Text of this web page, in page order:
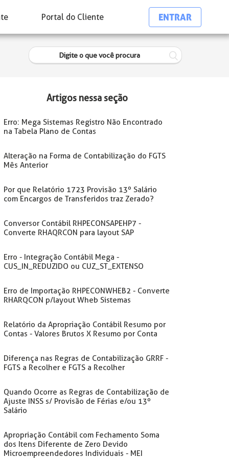
Portal do Cliente ENTRAR
Artigos nessa seção
Erro: Mega Sistemas Registro Não Encontrado
na Tabela Plano de Contas
Alteração na Forma de Contabilização do FGTS
Mês Anterior
Por que Relatório 1723 Provisão 13º Salário
com Encargos de Transferidos traz Zerado?
Conversor Contábil RHPECONSAPEHP7 -
Converte RHAQRCON para layout SAP
Erro - Integração Contábil Mega -
CUS_IN_REDUZIDO ou CUZ_ST_EXTENSO
Erro de Importação RHPECONWHEB2 - Converte
RHARQCON p/layout Wheb Sistemas
Relatório da Apropriação Contábil Resumo por
Contas - Valores Brutos X Resumo por Conta
Diferença nas Regras de Contabilização GRRF -
FGTS a Recolher e FGTS a Recolher
Quando Ocorre as Regras de Contabilização de
Ajuste INSS s/ Provisão de Férias e/ou 13º
Salário
Apropriação Contábil com Fechamento Soma
dos Itens Diferente de Zero Devido
Microempreendedores Individuais - MEI